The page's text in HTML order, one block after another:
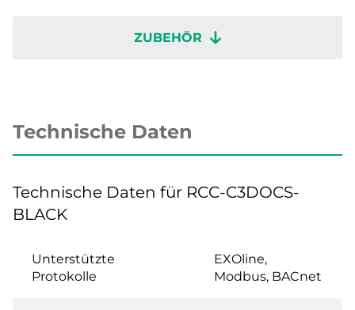
ZUBEHÖR
Technische Daten
Technische Daten für RCC-C3DOCS-
BLACK
Unterstützte
Protokolle
EXOline,
Modbus, BACnet